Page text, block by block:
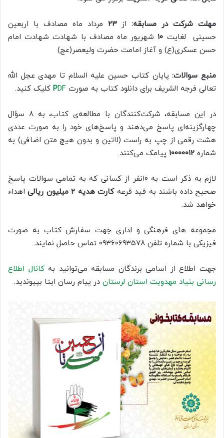
مهلت شرکت در مسابقه: از۲۳ مرداد ماه مصادف با اربعین
حسینی لغایت ۱۰ شهریور ماه مصادف با شهادت شهادت امام
حسن عسکری(ع) و آغاز امامت حضرت ولیعصر(عج)
منبع سوالات:پایان کتاب حسین علیه السلام تا مهدی عجل الله
تعالی فرجه الشریف برای دانلود کتاب به صورت
PDF کلیک کنید.
در این مسابقه، شرکت‌کنندگان با مطالعه‌ی کتاب، به ۸ سؤال
چهارگزینه‌ای پاسخ می‌دهند و پاسخ‌های خود را به صورت عددی
هشت رقمی از چپ به راست (لاتین و بدون هیچ متن اضافی) به
شماره ۱۰۰۰۰۰۱۲ پیامک می‌کنند.
لازم به ذکر است به ۱۰نفر از کسانی که به تمامی سوالات پاسخ
صحیح داده باشند به قید قرعهکارت هدیه ۲ میلیون ریالی
اهداء
خواهد شد.
مجموعه های فرهنگی و اداری جهت سفارش کتاب به صورت
فیزیکی با شماره تلفن ۰۹۳۶۰۶۹۳۵۷۸ تماس حاصل نمایند.
جهت اطلاع از اسامی برندگان مسابقه می‌توانید بهکانال اطلاع
رسانی بنیاد مهدویت استان لرستان در پیام رسان ایتا بپیوندید.